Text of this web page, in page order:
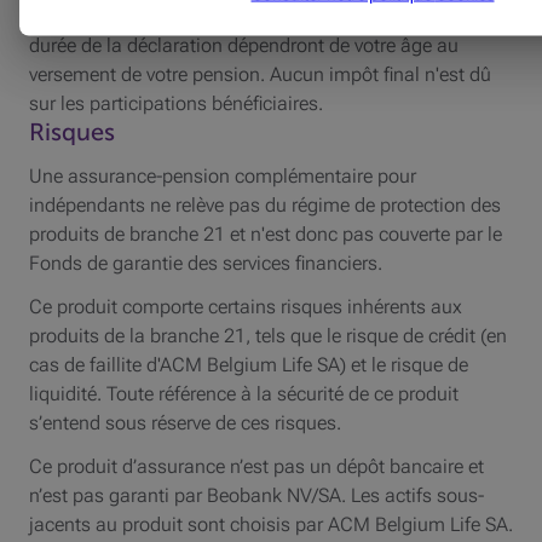
durée de la déclaration dépendront de votre âge au
versement de votre pension. Aucun impôt final n'est dû
sur les participations bénéficiaires.
Risques
Une assurance-pension complémentaire pour
indépendants ne relève pas du régime de protection des
produits de branche 21 et n'est donc pas couverte par le
Fonds de garantie des services financiers.
Ce produit comporte certains risques inhérents aux
produits de la branche 21, tels que le risque de crédit (en
cas de faillite d'ACM Belgium Life SA) et le risque de
liquidité. Toute référence à la sécurité de ce produit
s’entend sous réserve de ces risques.
Ce produit d’assurance n’est pas un dépôt bancaire et
n’est pas garanti par Beobank NV/SA. Les actifs sous-
jacents au produit sont choisis par ACM Belgium Life SA.